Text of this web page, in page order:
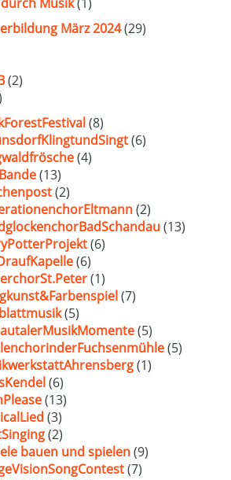
März 2024(29)
(2)
(8)
(6)
(4)
(13)
(2)
(2)
(13)
(6)
(6)
(1)
(7)
(5)
(5)
(5)
(1)
(6)
(13)
(3)
(2)
bauen und spielen(9)
(7)